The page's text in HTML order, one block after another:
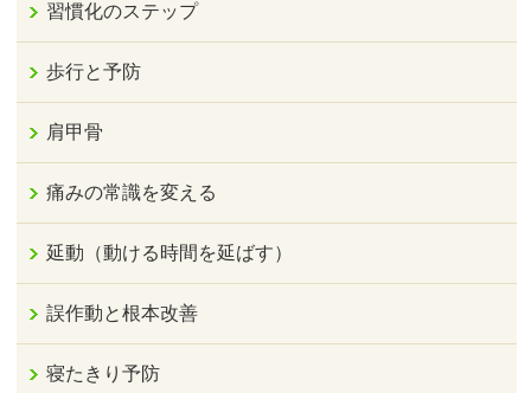
習慣化のステップ
歩行と予防
肩甲骨
痛みの常識を変える
延動（動ける時間を延ばす）
誤作動と根本改善
寝たきり予防